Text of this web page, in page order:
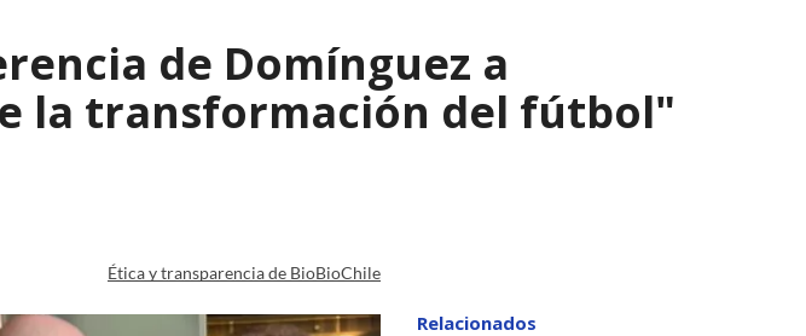
de Domínguez a
la transformación del fútbol"
Ética y transparencia de BioBioChile
Relacionados